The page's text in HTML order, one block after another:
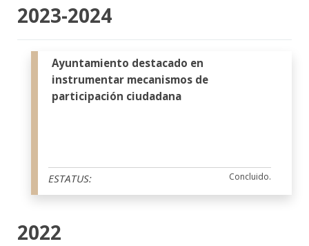
2023-2024
Ayuntamiento destacado en
instrumentar mecanismos de
participación ciudadana
ESTATUS: Concluido.
2022